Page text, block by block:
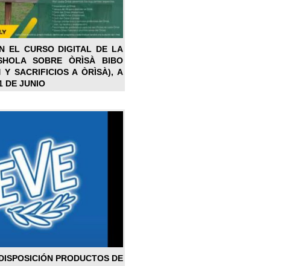
EL CURSO DIGITAL DE LA
SOBRE ÒRÌSÀ BIBO
Y SACRIFICIOS A ÒRÌSÀ), A
DE JUNIO
PRODUCTOS DE